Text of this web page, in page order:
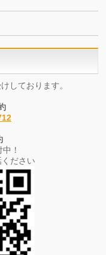
しております。
！
ださい